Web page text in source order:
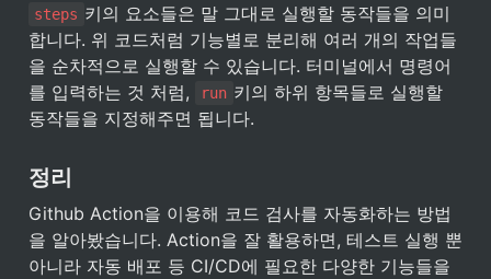
steps 키의 요소들은 말 그대로 실행할 동작들을 의미
합니다. 위 코드처럼 기능별로 분리해 여러 개의 작업들
을 순차적으로 실행할 수 있습니다. 터미널에서 명령어
를 입력하는 것 처럼,
run 키의 하위 항목들로 실행할
동작들을 지정해주면 됩니다.
정리
Github Action을 이용해 코드 검사를 자동화하는 방법
을 알아봤습니다. Action을 잘 활용하면, 테스트 실행 뿐
아니라 자동 배포 등 CI/CD에 필요한 다양한 기능들을